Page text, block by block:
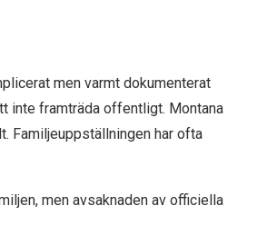
men varmt dokumenterat
inte framträda offentligt. Montana
Familjeuppställningen har ofta
men avsaknaden av officiella